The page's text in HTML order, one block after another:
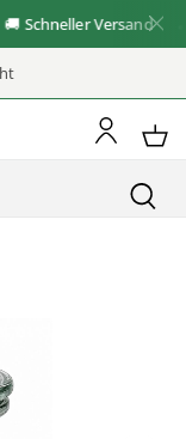
Schneller Versand